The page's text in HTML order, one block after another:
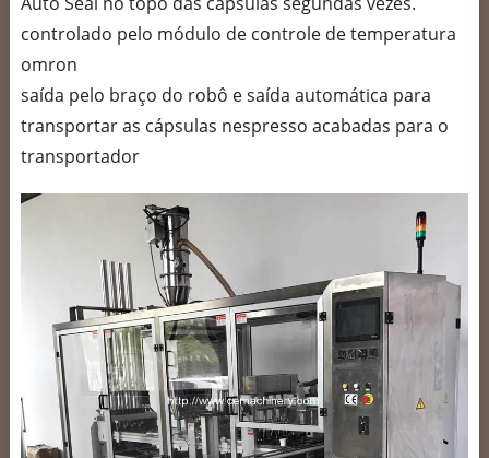
controlado pelo módulo de controle de temperatura
omron
saída pelo braço do robô e saída automática para
transportar as cápsulas nespresso acabadas para o
transportador